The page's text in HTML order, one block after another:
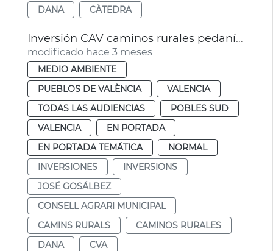
DANA
CÀTEDRA
Inversión CAV caminos rurales pedanías dana València
modificado hace 3 meses
MEDIO AMBIENTE
PUEBLOS DE VALÈNCIA
VALENCIA
TODAS LAS AUDIENCIAS
POBLES SUD
VALENCIA
EN PORTADA
EN PORTADA TEMÁTICA
NORMAL
INVERSIONES
INVERSIONS
JOSÉ GOSÁLBEZ
CONSELL AGRARI MUNICIPAL
CAMINS RURALS
CAMINOS RURALES
DANA
CVA